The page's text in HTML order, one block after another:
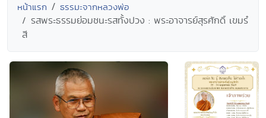
หน้าแรก ธรรมะจากหลวงพ่อ
รสพระธรรมย่อมชนะรสทั้งปวง : พระอาจารย์สุรศักดิ์ เขมรํ
สี